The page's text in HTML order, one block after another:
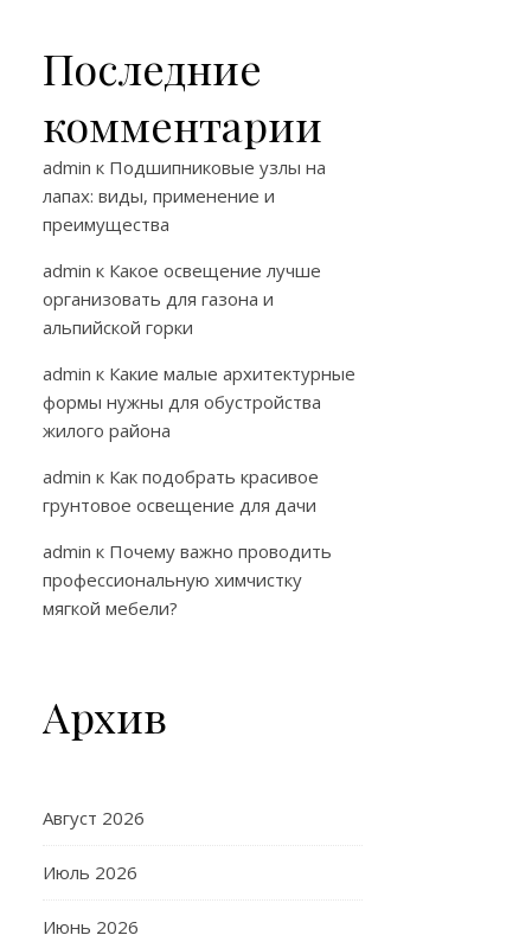
Последние
комментарии
admin к Подшипниковые узлы на
лапах: виды, применение и
преимущества
admin к Какое освещение лучше
организовать для газона и
альпийской горки
admin к Какие малые архитектурные
формы нужны для обустройства
жилого района
admin к Как подобрать красивое
грунтовое освещение для дачи
admin к Почему важно проводить
профессиональную химчистку
мягкой мебели?
Архив
Август 2026
Июль 2026
Июнь 2026